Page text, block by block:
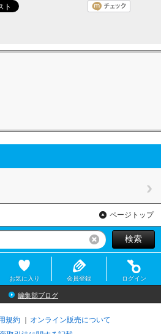
ページトップ
リセット検索
お気に入り 会員登録 ログイン
編集部ブログ
規約
オンライン販売について